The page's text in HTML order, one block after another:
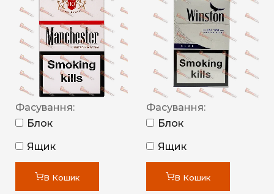
Фасування:
Блок
Ящик
В Кошик
Фасування:
Блок
Ящик
В Кошик